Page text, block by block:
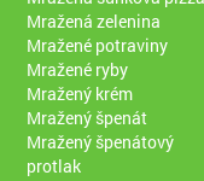
Mražená zelenina
Mražené potraviny
Mražené ryby
Mražený krém
Mražený špenát
Mražený špenátový
protlak